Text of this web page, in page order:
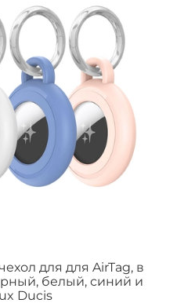
для для AirTag, в
белый, синий и
Ducis